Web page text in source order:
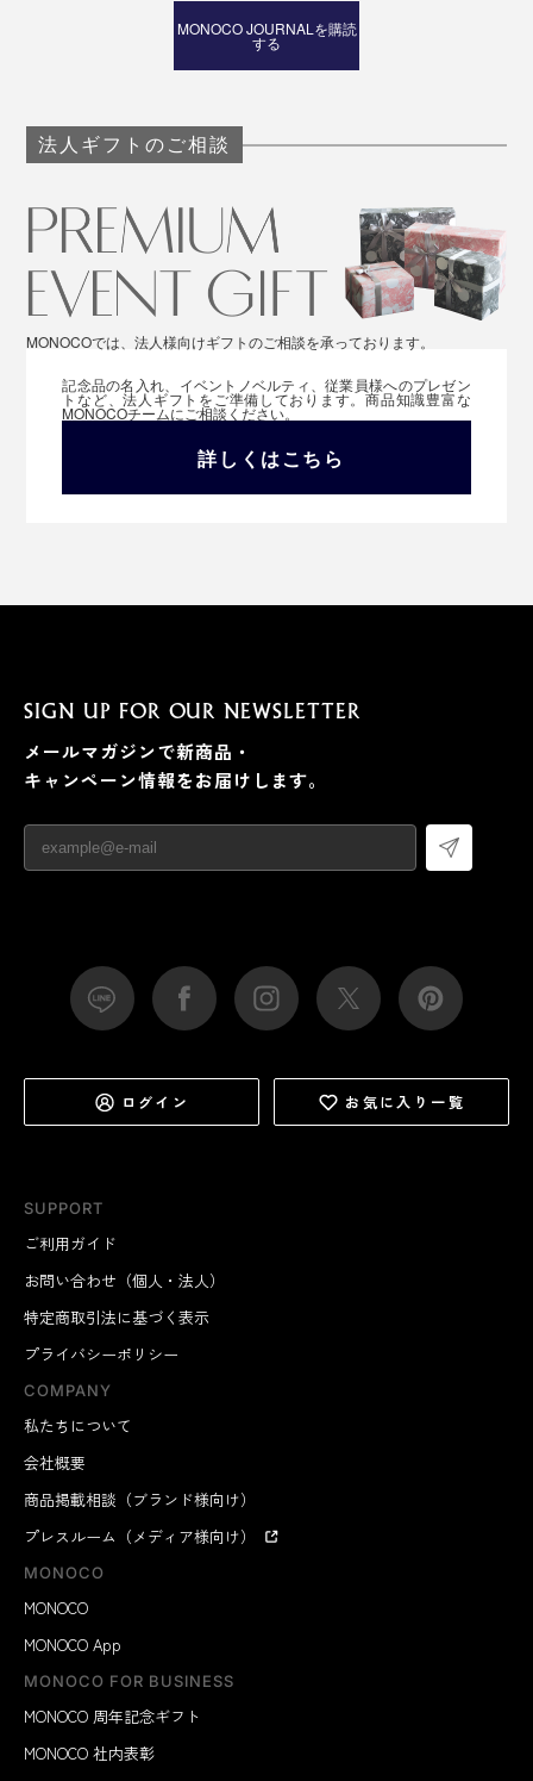
MONOCO JOURNALを購読
する
法人ギフトのご相談
MONOCOでは、法人様向けギフトのご相談を承っております。
記念品の名入れ、イベントノベルティ、従業員様へのプレゼン
トなど、法人ギフトをご準備しております。商品知識豊富な
MONOCOチームにご相談ください。
詳しくはこちら
SUPPORT
ご利用ガイド
お問い合わせ（個人・法人）
特定商取引法に基づく表示
プライバシーポリシー
COMPANY
私たちについて
会社概要
商品掲載相談（ブランド様向け）
プレスルーム（メディア様向け）
MONOCO
MONOCO
MONOCO App
MONOCO FOR BUSINESS
MONOCO 周年記念ギフト
MONOCO 社内表彰
SIGN UP FOR OUR NEWSLETTER
メールマガジンで新商品・
キャンペーン情報をお届けします。
ログイン お気に入り一覧